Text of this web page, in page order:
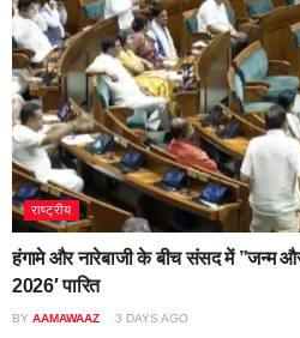
राष्ट्रीय
हंगामे और नारेबाजी के बीच संसद में ”जन्म
2026′ पारित
BY AAMAWAAZ 3 DAYS AGO